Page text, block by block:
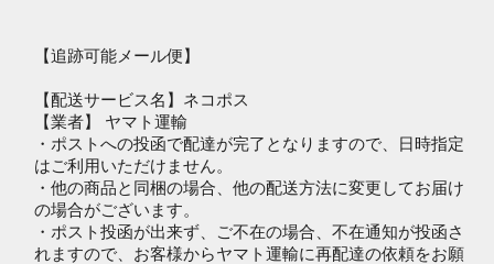
【追跡可能メール便】
【配送サービス名】ネコポス
【業者】 ヤマト運輸
・ポストへの投函で配達が完了となりますので、日時指定
はご利用いただけません。
・他の商品と同梱の場合、他の配送方法に変更してお届け
の場合がございます。
・ポスト投函が出来ず、ご不在の場合、不在通知が投函さ
れますので、お客様からヤマト運輸に再配達の依頼をお願